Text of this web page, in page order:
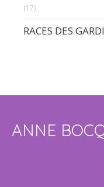
(17)
RACES DES
ANNE